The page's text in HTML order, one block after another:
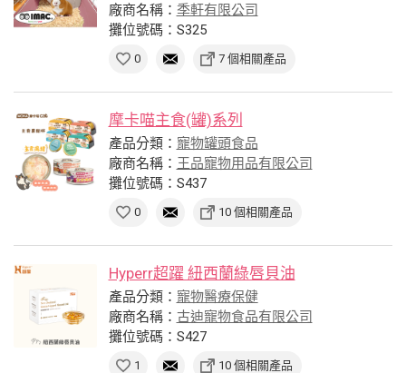
廠商名稱： 季軒有限公司
攤位號碼：S325
0 7 個相關產品
摩卡喵主食(罐)系列
產品分類： 寵物罐頭食品
廠商名稱： 王品寵物用品有限公司
攤位號碼：S437
0 10 個相關產品
Hyperr超躍 紐西蘭綠唇貝油
產品分類： 寵物醫療保健
廠商名稱： 古迪寵物食品有限公司
攤位號碼：S427
1 10 個相關產品